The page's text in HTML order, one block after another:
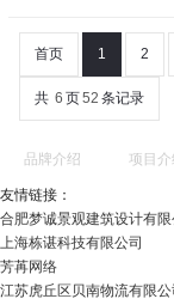
首页 1 2
共 6 页52 条记录
品牌介绍 项目介
友情链接：
合肥梦诚景观建筑设计有
上海栋谌科技有限公司
芳苒网络
江苏虎丘区贝南物流有限